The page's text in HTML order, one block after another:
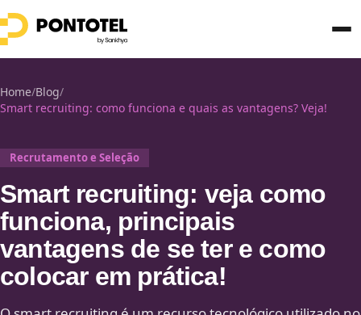
Home/Blog/
Smart recruiting: como funciona e quais as vantagens? Veja!
Recrutamento e Seleção
Smart recruiting: veja como
funciona, principais
vantagens de se ter e como
colocar em prática!